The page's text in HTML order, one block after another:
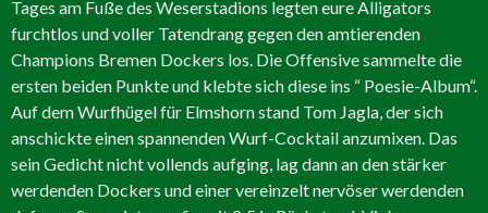
Tages am Fuße des Weserstadions legten eure Alligators
furchtlos und voller Tatendrang gegen den amtierenden
Champions Bremen Dockers los. Die Offensive sammelte die
ersten beiden Punkte und klebte sich diese ins “ Poesie-Album“.
Auf dem Wurfhügel für Elmshorn stand Tom Jagla, der sich
anschickte einen spannenden Wurf-Cocktail anzumixen. Das
sein Gedicht nicht vollends aufging, lag dann an den stärker
werdenden Dockers und einer vereinzelt nervöser werdenden